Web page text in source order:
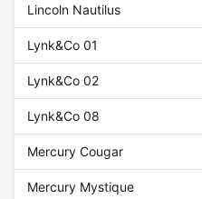
Lincoln Nautilus
Lynk&Co 01
Lynk&Co 02
Lynk&Co 08
Mercury Cougar
Mercury Mystique